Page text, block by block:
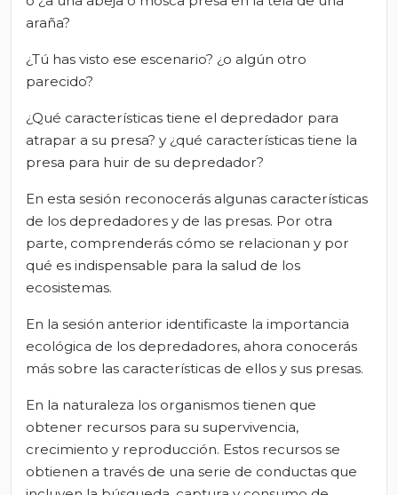
araña?
¿Tú has visto ese escenario? ¿o algún otro
parecido?
¿Qué características tiene el depredador para
atrapar a su presa? y ¿qué características tiene la
presa para huir de su depredador?
En esta sesión reconocerás algunas características
de los depredadores y de las presas. Por otra
parte, comprenderás cómo se relacionan y por
qué es indispensable para la salud de los
ecosistemas.
En la sesión anterior identificaste la importancia
ecológica de los depredadores, ahora conocerás
más sobre las características de ellos y sus presas.
En la naturaleza los organismos tienen que
obtener recursos para su supervivencia,
crecimiento y reproducción. Estos recursos se
obtienen a través de una serie de conductas que